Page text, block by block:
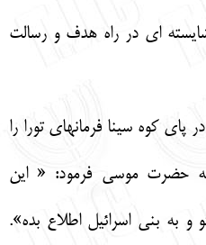
اي در راه هدف و رسالت
كوه سينا فرمانهاي تورا را
به حضرت موسي فرمود: « اين
و به بني اسرائيل اطلاع بده».